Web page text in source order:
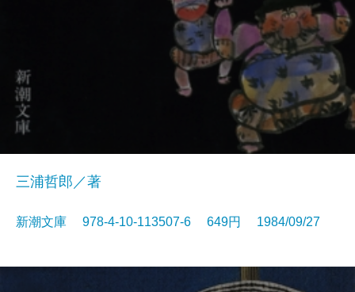
三浦哲郎／著
新潮文庫 978-4-10-113507-6 649円 1984/09/27